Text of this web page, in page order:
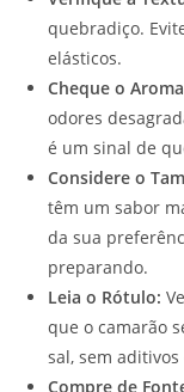
quebradiço.
elásticos.
Cheque o
odores
é um sinal de
Considere o
têm um sabor
da sua
preparando.
Leia o Rótulo:
que o camarão
sal, sem
Compre de